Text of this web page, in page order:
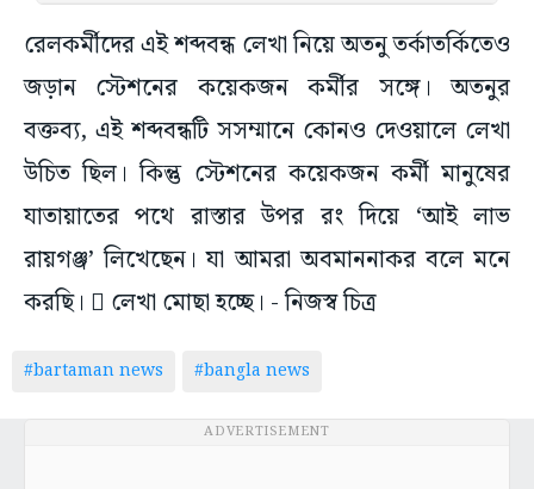
রেলকর্মীদের এই শব্দবন্ধ লেখা নিয়ে অতনু তর্কাতর্কিতেও
জড়ান স্টেশনের কয়েকজন কর্মীর সঙ্গে। অতনুর
বক্তব্য, এই শব্দবন্ধটি সসম্মানে কোনও দেওয়ালে লেখা
উচিত ছিল। কিন্তু স্টেশনের কয়েকজন কর্মী মানুষের
যাতায়াতের পথে রাস্তার উপর রং দিয়ে ‘আই লাভ
রায়গঞ্জ’ লিখেছেন। যা আমরা অবমাননাকর বলে মনে
করছি।  লেখা মোছা হচ্ছে। - নিজস্ব চিত্র
#bartaman news #bangla news
ADVERTISEMENT